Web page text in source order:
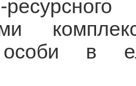
особи в